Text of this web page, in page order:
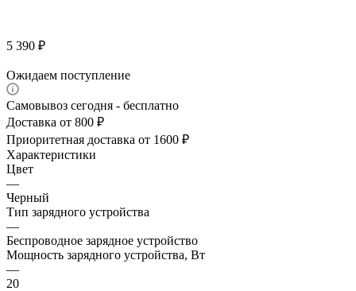
5 390 ₽
Ожидаем поступление
Самовывоз сегодня - бесплатно
Доставка от 800 ₽
Приоритетная доставка от 1600 ₽
Характеристики
Цвет
—
Черный
Тип зарядного устройства
—
Беспроводное зарядное устройство
Мощность зарядного устройства, Вт
—
20